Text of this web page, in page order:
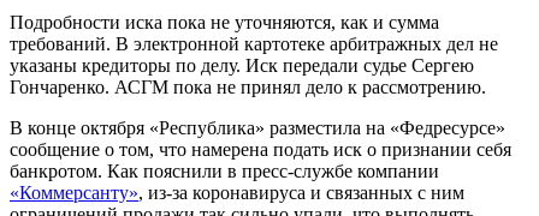
Подробности иска пока не уточняются, как и сумма
требований. В электронной картотеке арбитражных дел не
указаны кредиторы по делу. Иск передали судье Сергею
Гончаренко. АСГМ пока не принял дело к рассмотрению.
В конце октября «Республика» разместила на «Федресурсе»
сообщение о том, что намерена подать иск о признании себя
банкротом. Как пояснили в пресс-службе компании
«Коммерсанту», из-за коронавируса и связанных с ним